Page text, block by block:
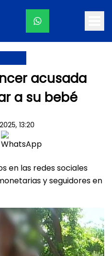
acusada
a su bebé
13:20
en las redes sociales
y seguidores en